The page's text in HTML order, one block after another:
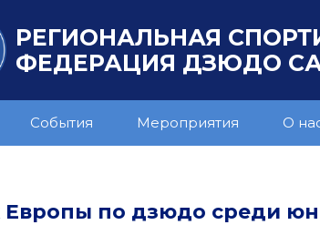
РЕГИОНАЛЬНАЯ
ФЕДЕРАЦИЯ ДЗЮДО
События Мероприятия О
Европы по дзюдо среди